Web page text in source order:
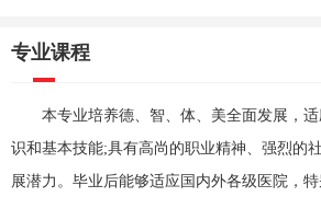
专业课程
本专业培养德、智、体、美全面发展，
识和基本技能;具有高尚的职业精神、强烈的
展潜力。毕业后能够适应国内外各级医院，